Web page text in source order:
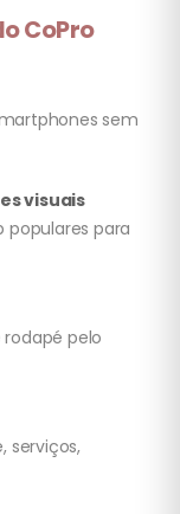
CoPro
sem
visuais
para
pelo
serviços,